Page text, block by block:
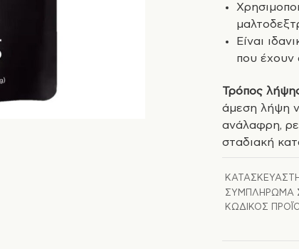
Είναι
που έχουν
Τρόπος
άμεση λήψη
ανάλαφρη,
σταδιακή
ΣΥΜΠΛΉΡΩΜΑ
ΚΩΔΙΚΌΣ